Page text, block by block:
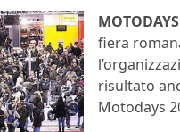
fiera
risultato
Motodays